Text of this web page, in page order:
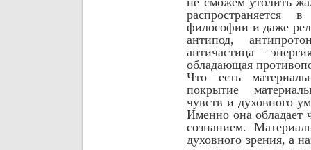
философии и даже
антипод,
античастица –
обладающая
Что есть
покрытие
чувств и духовного
Именно она обладает
сознанием.
духовного зрения, а